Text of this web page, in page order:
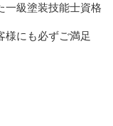
一級塗装技能士資格
様にも必ずご満足